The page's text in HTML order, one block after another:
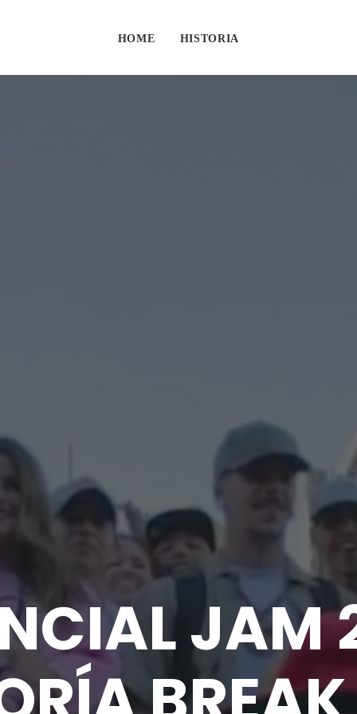
HOME HISTORIA
JAM